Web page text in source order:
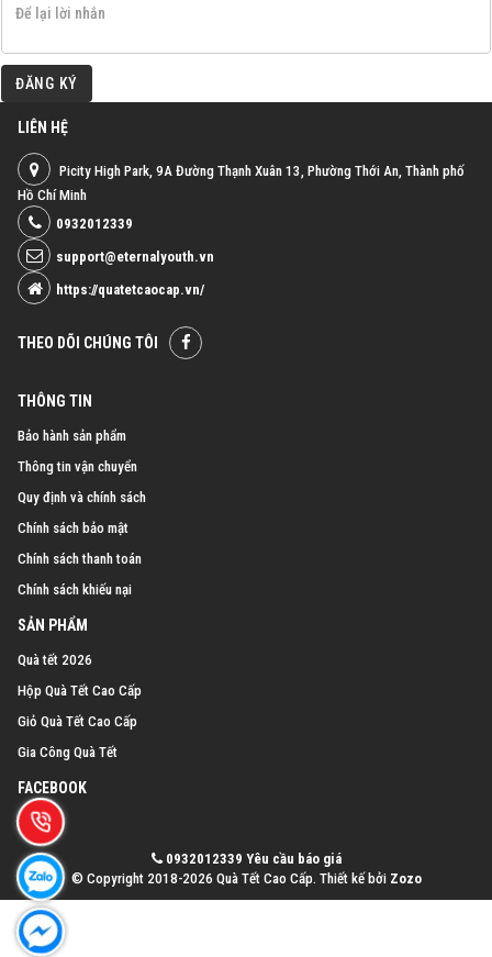
ĐĂNG KÝ
LIÊN HỆ
Picity High Park, 9A Đường Thạnh Xuân 13, Phường Thới An, Thành phố
Hồ Chí Minh
0932012339
support@eternalyouth.vn
https://quatetcaocap.vn/
THEO DÕI CHÚNG TÔI
THÔNG TIN
Bảo hành sản phẩm
Thông tin vận chuyển
Quy định và chính sách
Chính sách bảo mật
Chính sách thanh toán
Chính sách khiếu nại
SẢN PHẨM
Quà tết 2026
Hộp Quà Tết Cao Cấp
Giỏ Quà Tết Cao Cấp
Gia Công Quà Tết
FACEBOOK
0932012339 Yêu cầu báo giá
© Copyright 2018-2026 Quà Tết Cao Cấp. Thiết kế bởi Zozo